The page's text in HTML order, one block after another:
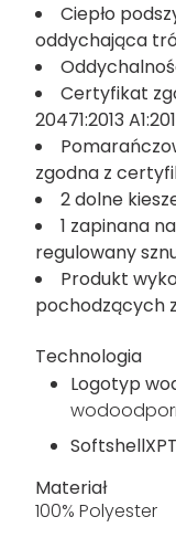
Ciepło
oddychająca
Certyfikat
20471:2013
zgodna z
2 dolne
1 zapinana
regulowany
Produkt
pochodzących
Technologia
Logotyp
Materiał
100% Polyester